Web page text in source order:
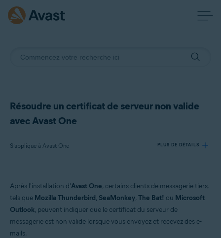
Résoudre un certificat de serveur non valide
avec Avast One
S’applique à Avast One PLUS DE DÉTAILS
Produits:
Avast One
Windows
Après l'installation d'Avast One, certains clients de messagerie tiers,
tels que Mozilla Thunderbird, SeaMonkey, The Bat! ou Microsoft
Outlook, peuvent indiquer que le certificat du serveur de
messagerie est non valide lorsque vous envoyez et recevez des e-
mails.